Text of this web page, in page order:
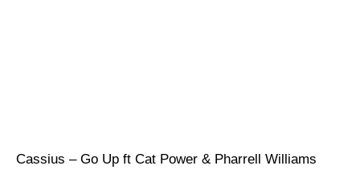
Cassius – Go Up ft Cat Power & Pharrell Williams